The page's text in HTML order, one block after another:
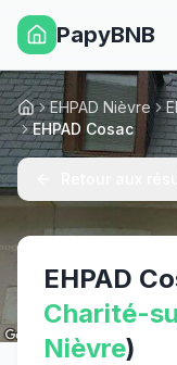
PapyBNB
AccueilEHPAD Nièvre
EHPAD Cosac
EHPAD
Charité-
Nièvre)